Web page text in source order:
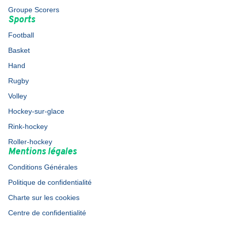
Groupe Scorers
Sports
Football
Basket
Hand
Rugby
Volley
Hockey-sur-glace
Rink-hockey
Roller-hockey
Mentions légales
Conditions Générales
Politique de confidentialité
Charte sur les cookies
Centre de confidentialité